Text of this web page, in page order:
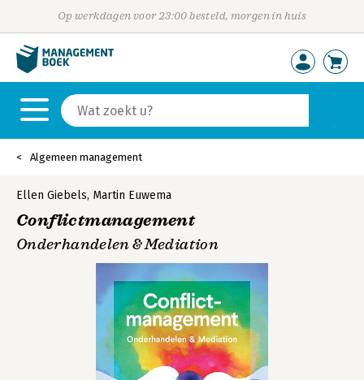
Op werkdagen voor 23:00 besteld, morgen in huis
Algemeen management
Ellen Giebels, Martin Euwema
Conflictmanagement
Onderhandelen & Mediation